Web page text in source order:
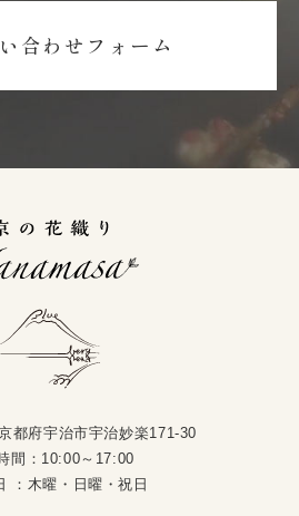
合わせフォーム
都府宇治市宇治妙楽171-30
間：10:00～17:00
：木曜・日曜・祝日